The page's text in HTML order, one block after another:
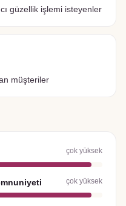
güzellik işlemi isteyenler
müşteriler
çok yüksek
çok yüksek